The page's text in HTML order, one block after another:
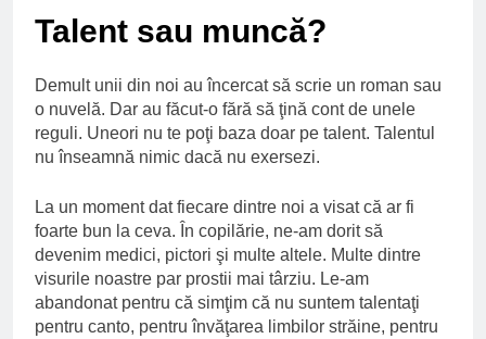
campanie ale lui
Donald Trump
Earthing sau
beneficiile contactului
cu Pamantul
6 Ani Ago
Este posibil sa ne
6 Ani Ago
Talent sau muncă?
Demult unii din noi au încercat să scrie un roman sau
o nuvelă. Dar au făcut-o fără să ţină cont de unele
reguli. Uneori nu te poţi baza doar pe talent. Talentul
nu înseamnă nimic dacă nu exersezi.
La un moment dat fiecare dintre noi a visat că ar fi
foarte bun la ceva. În copilărie, ne-am dorit să
devenim medici, pictori şi multe altele. Multe dintre
visurile noastre par prostii mai târziu. Le-am
abandonat pentru că simţim că nu suntem talentaţi
pentru canto, pentru învăţarea limbilor străine, pentru